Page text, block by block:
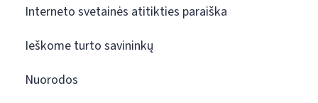
Interneto svetainės atitikties paraiška
Ieškome turto savininkų
Nuorodos